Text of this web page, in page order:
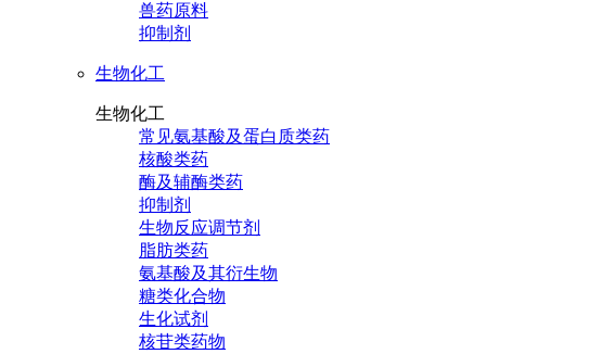
兽药原料
抑制剂
生物化工
生物化工
常见氨基酸及蛋白质类药
核酸类药
酶及辅酶类药
抑制剂
生物反应调节剂
脂肪类药
氨基酸及其衍生物
糖类化合物
生化试剂
核苷类药物